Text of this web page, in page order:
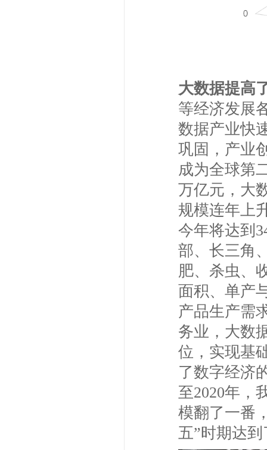
大数据提高
等经济发展
数据产业快
巩固，产业
成为全球第
万亿元，大
规模连年上
今年将达到
部、长三角
肥、杀虫、
面积、单产
产品生产需
务业，大数
位，实现基
了数字经济
至2020年，
模翻了一番
五”时期达